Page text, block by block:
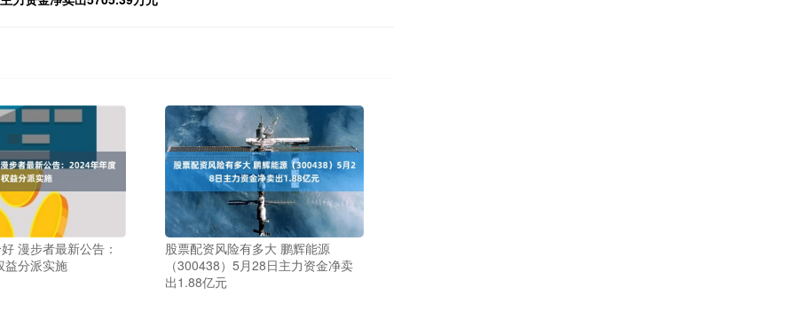
漫步者最新公告：
益分派实施
股票配资风险有多大 鹏辉能源
（300438）5月28日主力资金净卖
出1.88亿元